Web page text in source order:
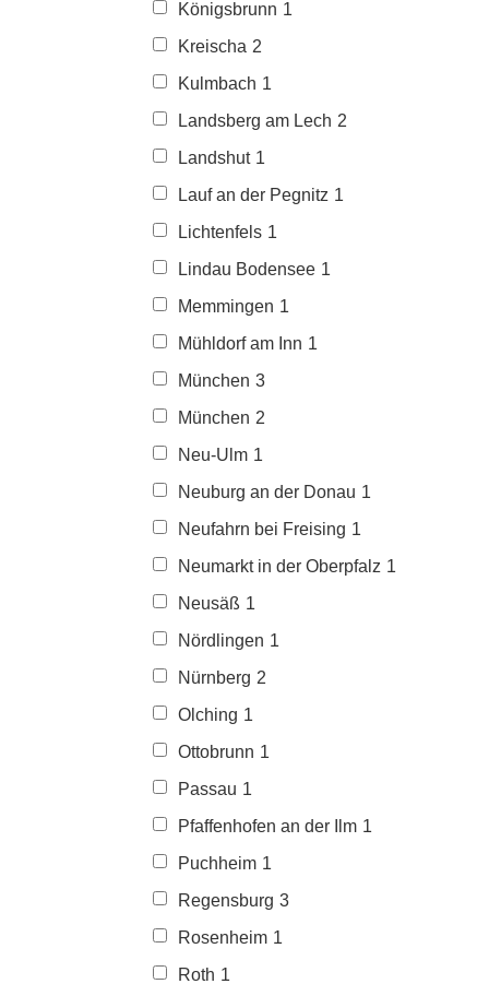
Königsbrunn 1
Kreischa 2
Kulmbach 1
Landsberg am Lech 2
Landshut 1
Lauf an der Pegnitz 1
Lichtenfels 1
Lindau Bodensee 1
Memmingen 1
Mühldorf am Inn 1
München 3
München 2
Neu-Ulm 1
Neuburg an der Donau 1
Neufahrn bei Freising 1
Neumarkt in der Oberpfalz 1
Neusäß 1
Nördlingen 1
Nürnberg 2
Olching 1
Ottobrunn 1
Passau 1
Pfaffenhofen an der Ilm 1
Puchheim 1
Regensburg 3
Rosenheim 1
Roth 1